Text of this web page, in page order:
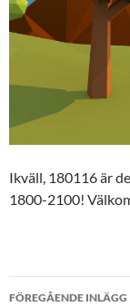
Ikväll, 180116 är
1800-2100!
FÖREGÅENDE INLÄGG